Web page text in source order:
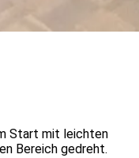
Start mit leichten
Bereich gedreht.